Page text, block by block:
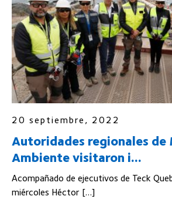
20 septiembre, 2022
Autoridades regionales de
Ambiente visitaron i...
Acompañado de ejecutivos de Teck
miércoles Héctor […]